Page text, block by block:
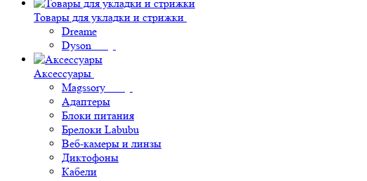
Товары для укладки и стрижки
Dreame
Dyson
Аксессуары
Magssory
Адаптеры
Блоки питания
Брелоки Labubu
Веб-камеры и линзы
Диктофоны
Кабели